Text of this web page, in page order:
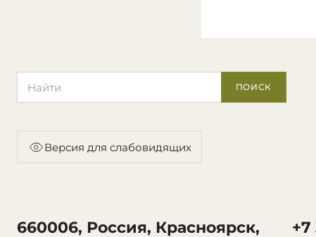
ПОИСК
Версия для слабовидящих
660006, Россия, Красноярск,
+7